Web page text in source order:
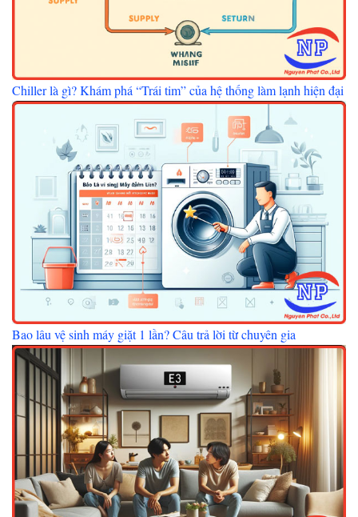
Chiller là gì? Khám phá “Trái tim” của hệ thống làm lạnh hiện đại
Bao lâu vệ sinh máy giặt 1 lần? Câu trả lời từ chuyên gia